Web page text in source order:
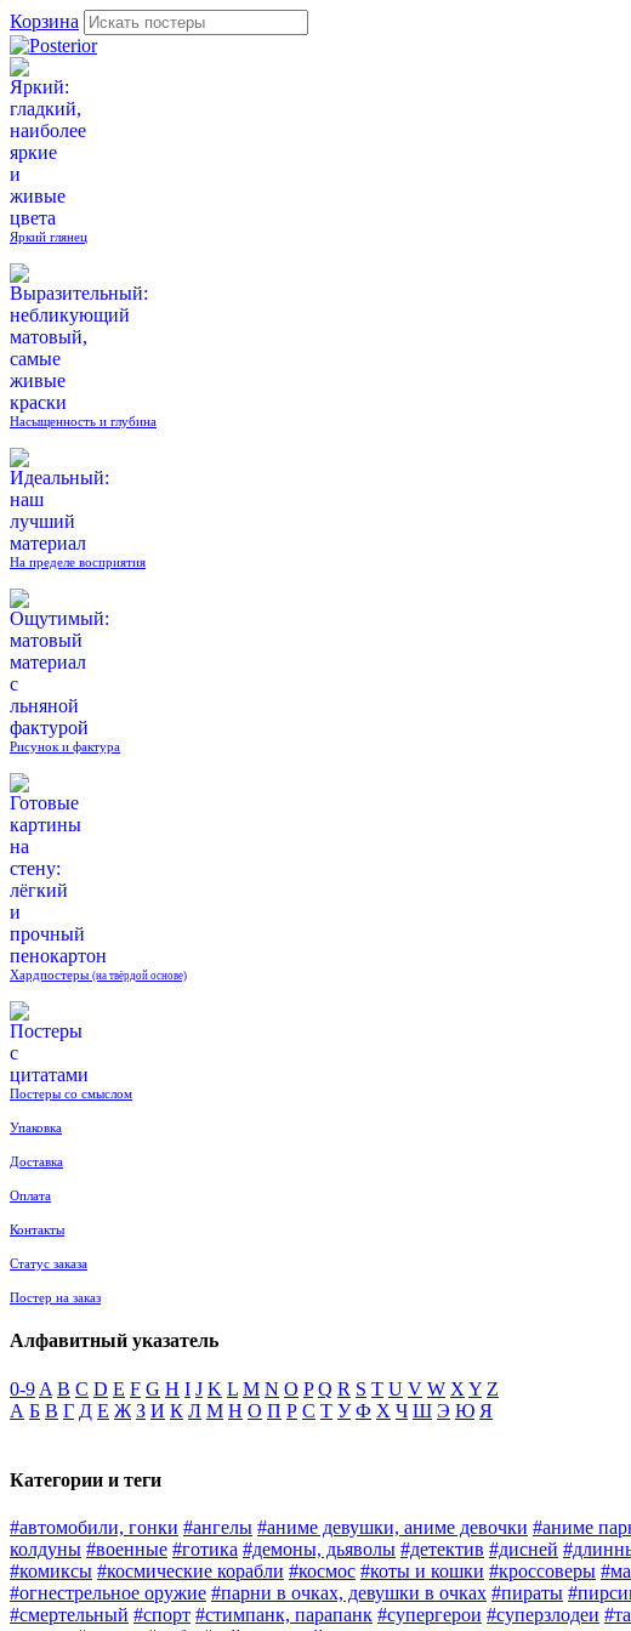
Корзина
Яркий глянец
Насыщенность и глубина
На пределе восприятия
Рисунок и фактура
Хардпостеры (на твёрдой основе)
Постеры со смыслом
Упаковка
Доставка
Оплата
Контакты
Статус заказа
Постер на заказ
Алфавитный указатель
0-9 A B C D E F G H I J K L M N O P Q R S T U V W X Y Z
А Б В Г Д Е Ж З И К Л М Н О П Р С Т У Ф Х Ч Ш Э Ю Я
Категории и теги
#автомобили, гонки #ангелы #аниме девушки, аниме девочки #аниме
колдуны #военные #готика #демоны, дьяволы #детектив #дисней
#комиксы #космические корабли #космос #коты и кошки #кроссоверы
#огнестрельное оружие #парни в очках, девушки в очках #пираты
#смертельный #спорт #стимпанк, парапанк #супергерои #суперзлодеи